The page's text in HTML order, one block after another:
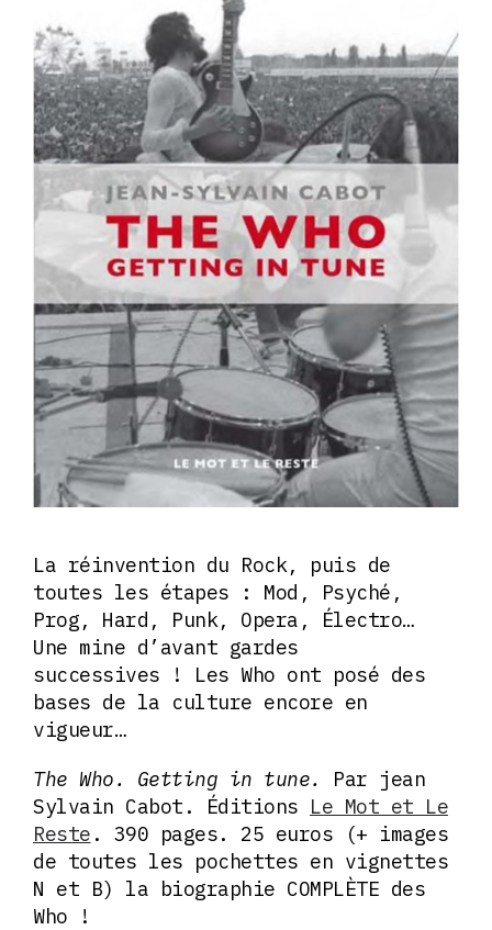
La réinvention du Rock, puis de
toutes les étapes : Mod, Psyché,
Prog, Hard, Punk, Opera, Électro…
Une mine d’avant gardes
successives ! Les Who ont posé des
bases de la culture encore en
vigueur…
The Who. Getting in tune.
Par jean
Sylvain Cabot. Éditions Le Mot et Le
Reste . 390 pages. 25 euros (+ images
de toutes les pochettes en vignettes
N et B) la biographie COMPLÈTE des
Who !